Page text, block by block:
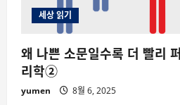
가?
화
의
학
세상 읽기
왜 나쁜 소문일수록 더 빨리
리학②
yumen 8월 6, 2025